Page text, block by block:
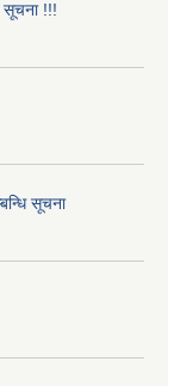
सूचना !!!
सूचना